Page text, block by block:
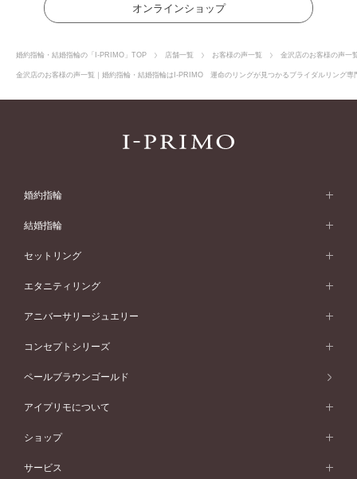
オンラインショップ
婚約指輪・結婚指輪の「I-PRIMO」TOP 店舗一覧 お客様の声一覧 金沢店のお客様の声一
金沢店のお客様の声一覧｜婚約指輪・結婚指輪はI-PRIMO 運命のリングが見つかるブライダルリング専
婚約指輪
婚約指輪 (エンゲージリング)
婚約指輪一覧
ピンクゴールド
ペールブラウンゴールド
ウェーブライン
V字ライン
ワンサイドメレ
ダブルサイドメレ
シンプル
フェミニン
モード
50万円台～
40万円台～
30万円台～
婚約指輪 人気ランキング
婚約ネックレス
結婚指輪
結婚指輪 (マリッジリング)
結婚指輪一覧
ピンクゴールド
ペールブラウンゴールド
ウェーブライン
V字ライン
ワンメレ
セベラルメレ
シンプル
フェミニン
モード
50万円～
40万円～50万円
セットリング
セットリング
セットリング一覧
ピンクゴールド
ペールブラウンゴールド
エタニティリング
エタニティリング
エタニティリング一覧
ピンクゴールド
ペールブラウンゴールド
アニバーサリージュエリー
アニバーサリージュエリー
アニバーサリージュエリー一覧
ファッションリング
ブレスレット
コンセプトシリーズ
コンセプトシリーズ
オリジンビリーフ
エトワル
ペールブラウンゴールド
アイプリモについて
アイプリモについて
パーソナルハンド診断
ショップ
店舗一覧
サービス